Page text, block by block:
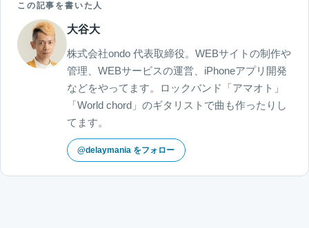
この記事を書いた人
大谷大
株式会社ondo 代表取締役。WEBサイトの制作や
管理、WEBサービスの運営、iPhoneアプリ開発
などをやってます。ロックバンド「アマオト」
「World chord」のギタリストで曲も作ったりし
てます。
@delaymania をフォロー